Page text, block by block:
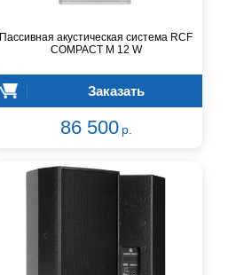
Пассивная акустическая система RCF
COMPACT M 12 W
Заказать
86 500 р.